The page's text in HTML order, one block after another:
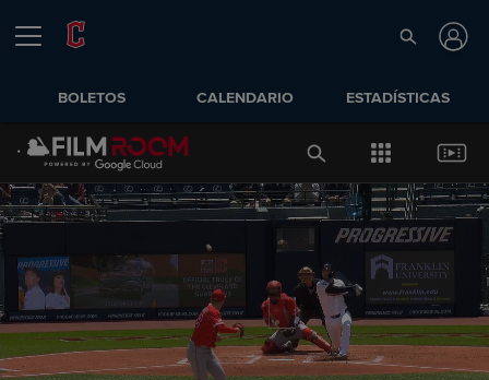
BOLETOS CALENDARIO ESTADÍSTICAS